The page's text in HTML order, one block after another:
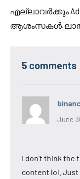
എല്ലാവർക്കും
5 comments
June
I don’t think
content lol. Just